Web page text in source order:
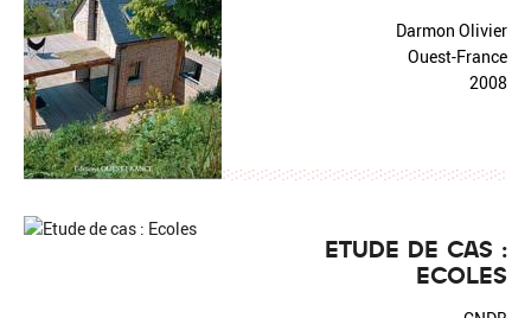
Darmon Olivier
Ouest-France
2008
ETUDE DE CAS :
ECOLES